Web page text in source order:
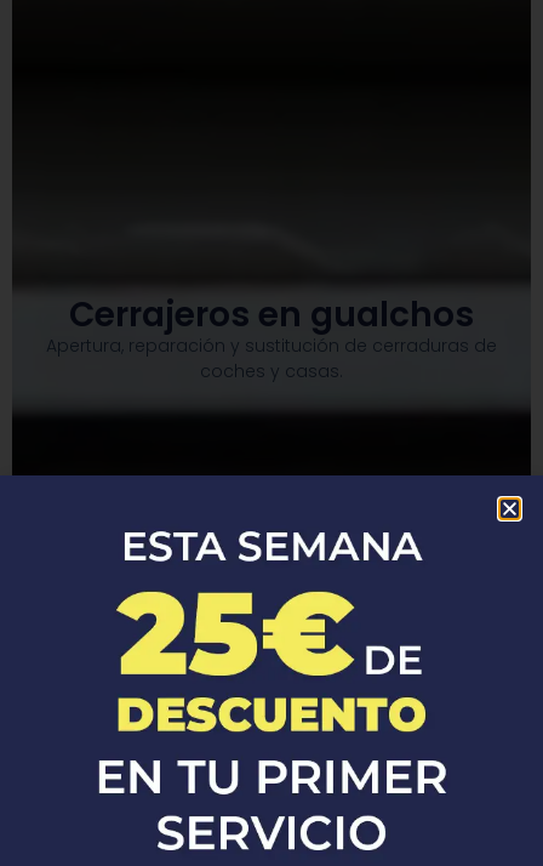
Cerrajeros en gualchos
Apertura, reparación y sustitución de cerraduras de
coches y casas.​